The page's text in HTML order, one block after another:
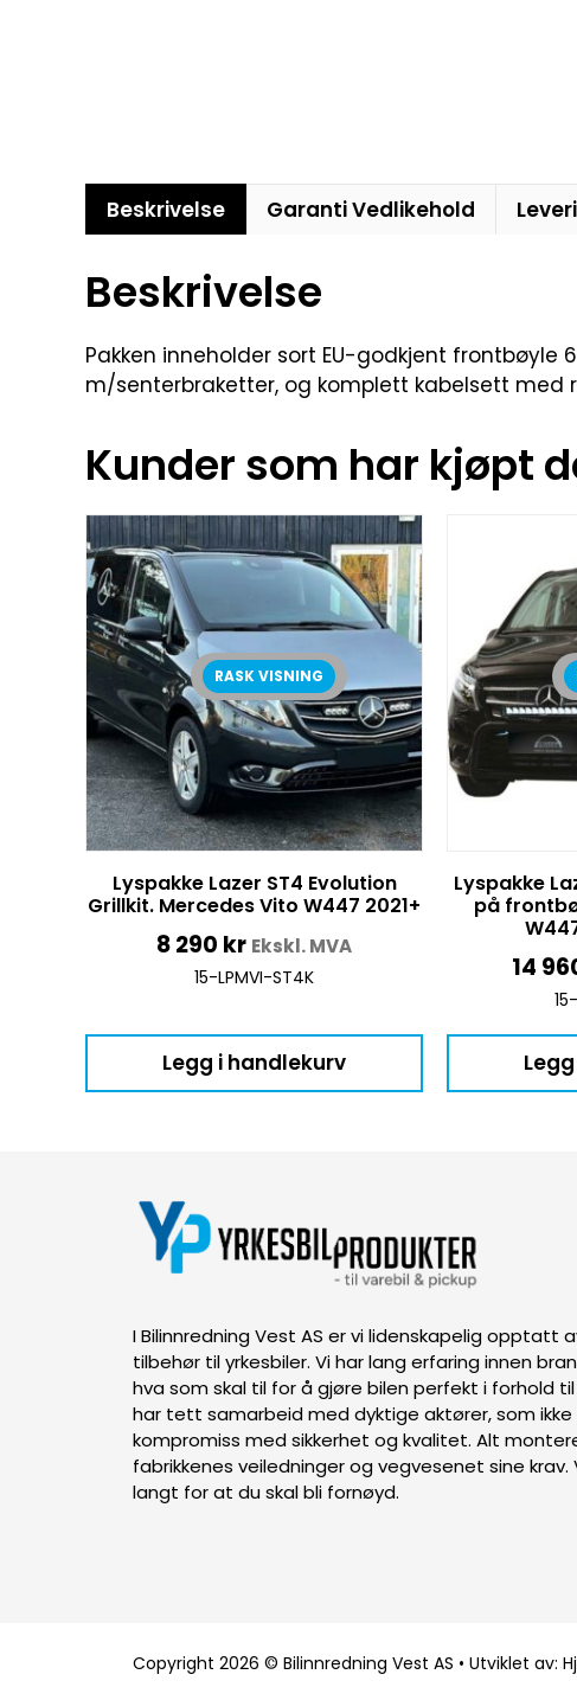
Beskrivelse Garanti Vedlikehold
Beskrivelse
Pakken inneholder sort EU-godkjent frontbøyle
m/senterbraketter, og komplett kabelsett med
Kunder som har kjøpt
RASK VISNING
Lyspakke Lazer ST4 Evolution
Grillkit. Mercedes Vito W447 2021+
8 290 kr Ekskl. MVA
15-LPMVI-ST4K
Legg i handlekurv
Lyspakke
på
14
I Bilinnredning Vest AS er vi lidenskapelig opptatt
tilbehør til yrkesbiler. Vi har lang erfaring innen
hva som skal til for å gjøre bilen perfekt i forhold
har tett samarbeid med dyktige aktører, som ikke
kompromiss med sikkerhet og kvalitet. Alt
fabrikkenes veiledninger og vegvesenet sine krav.
langt for at du skal bli fornøyd.
Copyright 2026 © Bilinnredning Vest AS • Utviklet av: